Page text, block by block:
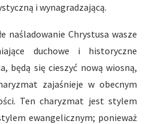
i wynagradzającą.
naśladowanie Chrystusa wasze
duchowe i historyczne
będą się cieszyć nową wiosną,
zajaśnieje w obecnym
Ten charyzmat jest stylem
ewangelicznym; ponieważ